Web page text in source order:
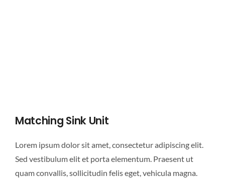
Matching Sink Unit
Lorem ipsum dolor sit amet, consectetur adipiscing elit.
Sed vestibulum elit et porta elementum. Praesent ut
quam convallis, sollicitudin felis eget, vehicula magna.